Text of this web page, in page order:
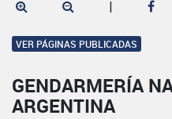
|
VER PÁGINAS PUBLICADAS
GENDARMERÍA
ARGENTINA